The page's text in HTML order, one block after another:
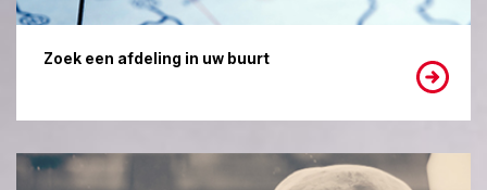
Zoek een afdeling in uw buurt